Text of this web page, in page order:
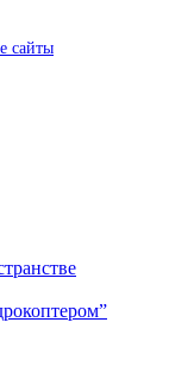
сайты